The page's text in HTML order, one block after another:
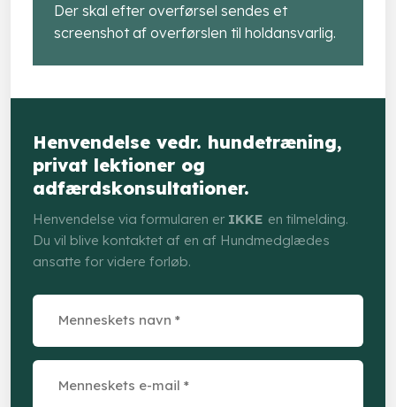
Der skal efter overførsel sendes et
screenshot af overførslen til holdansvarlig.
Henvendelse vedr. hundetræning,
privat lektioner og
adfærdskonsultationer.
Henvendelse via formularen er IKKE en tilmelding.
Du vil blive kontaktet af en af Hundmedglædes
ansatte for videre forløb.